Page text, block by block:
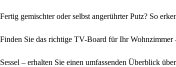
Fertig gemischter oder selbst angerührter Putz? So
Finden Sie das richtige TV-Board für Ihr Wohnzimmer
Sessel – erhalten Sie einen umfassenden Überblick